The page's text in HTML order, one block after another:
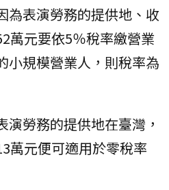
為表演勞務的提供地、收
萬元要依5％稅率繳營業
小規模營業人，則稅率為
演勞務的提供地在臺灣，
萬元便可適用於零稅率